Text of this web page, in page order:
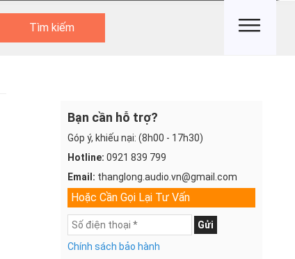
Tìm kiếm
Bạn cần hỗ trợ?
Góp ý, khiếu nại: (8h00 - 17h30)
Hotline: 0921 839 799
Email: thanglong.audio.vn@gmail.com
Hoặc Cần Gọi Lại Tư Vấn
Gửi
Chính sách bảo hành